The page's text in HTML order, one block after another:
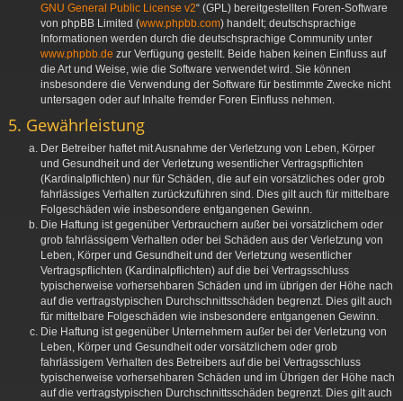
GNU General Public License v2“ (GPL) bereitgestellten Foren-Software
von phpBB Limited (www.phpbb.com) handelt; deutschsprachige
Informationen werden durch die deutschsprachige Community unter
www.phpbb.de zur Verfügung gestellt. Beide haben keinen Einfluss auf
die Art und Weise, wie die Software verwendet wird. Sie können
insbesondere die Verwendung der Software für bestimmte Zwecke nicht
untersagen oder auf Inhalte fremder Foren Einfluss nehmen.
5. Gewährleistung
Der Betreiber haftet mit Ausnahme der Verletzung von Leben, Körper
und Gesundheit und der Verletzung wesentlicher Vertragspflichten
(Kardinalpflichten) nur für Schäden, die auf ein vorsätzliches oder grob
fahrlässiges Verhalten zurückzuführen sind. Dies gilt auch für mittelbare
Folgeschäden wie insbesondere entgangenen Gewinn.
Die Haftung ist gegenüber Verbrauchern außer bei vorsätzlichem oder
grob fahrlässigem Verhalten oder bei Schäden aus der Verletzung von
Leben, Körper und Gesundheit und der Verletzung wesentlicher
Vertragspflichten (Kardinalpflichten) auf die bei Vertragsschluss
typischerweise vorhersehbaren Schäden und im übrigen der Höhe nach
auf die vertragstypischen Durchschnittsschäden begrenzt. Dies gilt auch
für mittelbare Folgeschäden wie insbesondere entgangenen Gewinn.
Die Haftung ist gegenüber Unternehmern außer bei der Verletzung von
Leben, Körper und Gesundheit oder vorsätzlichem oder grob
fahrlässigem Verhalten des Betreibers auf die bei Vertragsschluss
typischerweise vorhersehbaren Schäden und im Übrigen der Höhe nach
auf die vertragstypischen Durchschnittsschäden begrenzt. Dies gilt auch